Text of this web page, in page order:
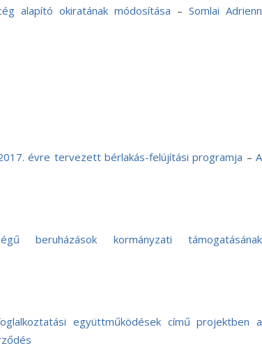
alapító okiratának módosítása –Somlai Adrienn
évre tervezett bérlakás-felújítási programja –A
beruházások kormányzati támogatásának
együttműködések című projektben a